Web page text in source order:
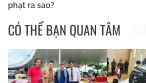
phạt ra sao?
CÓ THỂ BẠN QUAN TÂM